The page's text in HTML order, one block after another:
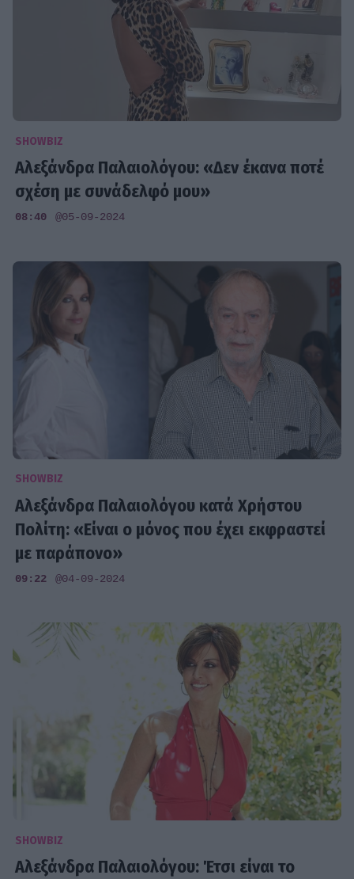
SHOWBIZ
Αλεξάνδρα Παλαιολόγου: «Δεν έκανα ποτέ
σχέση με συνάδελφό μου»
08:40 @05-09-2024
SHOWBIZ
Αλεξάνδρα Παλαιολόγου κατά Χρήστου
Πολίτη: «Είναι ο μόνος που έχει εκφραστεί
με παράπονο»
09:22 @04-09-2024
SHOWBIZ
Αλεξάνδρα Παλαιολόγου: Έτσι είναι το